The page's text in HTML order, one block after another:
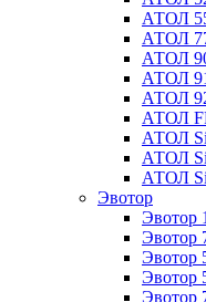
АТОЛ
АТОЛ
АТОЛ
АТОЛ
АТОЛ
АТОЛ
АТОЛ
АТОЛ
АТОЛ
Эвотор
Эвотор
Эвотор
Эвотор
Эвотор
Эвотор